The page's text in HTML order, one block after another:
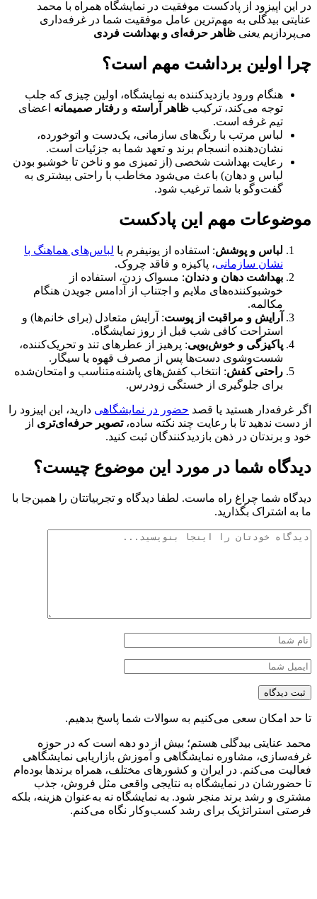
اپیزود از پادکست موفقیت در نمایشگاه همراه با محمد
بیدگلی به مهم‌ترین عامل موفقیت شما در غرفه‌داری
یعنیظاهر حرفه‌ای و بهداشت فردی
اولین برداشت مهم است؟
هنگام ورود بازدیدکننده به نمایشگاه، اولین چیزی که جلب
توجه می‌کند، ترکیبظاهر آراسته ورفتار صمیمانهاعضای
تیم غرفه است.
لباس مرتب با رنگ‌های سازمانی، یک‌دست و اتوخورده،
نشان‌دهنده انسجام برند و تعهد شما به جزئیات است.
رعایت بهداشت شخصی (از تمیزی مو و ناخن تا خوشبو بودن
لباس و دهان) باعث می‌شود مخاطب با راحتی بیشتری به
گفت‌وگو با شما ترغیب شود.
مهم این پادکست
لباس و پوشش: استفاده از یونیفرم یا لباس‌های هماهنگ با
نشان سازمانی ، پاکیزه و فاقد چروک.
بهداشت دهان و دندان: مسواک زدن، استفاده از
خوشبوکننده‌های ملایم و اجتناب از آدامس جویدن هنگام
مکالمه.
آرایش و مراقبت از پوست: آرایش متعادل (برای خانم‌ها) و
استراحت کافی شب قبل از روز نمایشگاه.
پاکیزگی و خوش‌بویی: پرهیز از عطرهای تند و تحریک‌کننده،
شست‌وشوی دست‌ها پس از مصرف قهوه یا سیگار.
راحتی کفش: انتخاب کفش‌های پاشنه‌متناسب و امتحان‌شده
برای جلوگیری از خستگی زودرس.
غرفه‌دار هستید یا قصدحضور در نمایشگاهیدارید، این اپیزود را
ندهید تا با رعایت چند نکته ساده،تصویر حرفه‌ای‌تریاز
برندتان در ذهن بازدیدکنندگان ثبت کنید.
شما در مورد این موضوع چیست؟
شما چراغ راه ماست. لطفا دیدگاه و تجربیاتتان را همین‌جا با
اشتراک بگذارید.
امکان سعی می‌کنیم به سوالات شما پاسخ بدهیم.
عنایتی بیدگلی هستم؛ بیش از دو دهه است که در حوزه
مشاوره نمایشگاهی و آموزش بازاریابی نمایشگاهی
می‌کنم. در ایران و کشورهای مختلف، همراه برندها بوده‌ام
در نمایشگاه به نتایجی واقعی مثل فروش، جذب
و رشد برند منجر شود. به نمایشگاه نه به‌عنوان هزینه، بلکه
استراتژیک برای رشد کسب‌وکار نگاه می‌کنم.